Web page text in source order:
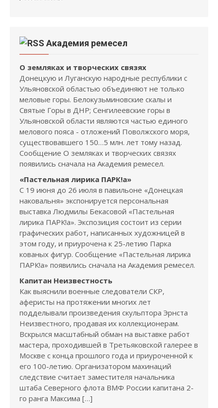
Академия ремесел
О земляках и творческих связях
Донецкую и Луганскую народные республики с
Ульяновской областью объединяют не только
меловые горы. Белокузьминовские скалы и
Святые Горы в ДНР; Сенгилеевские горы в
Ульяновской области являются частью единого
мелового пояса - отложений Поволжского моря,
существовавшего 150…5 млн. лет тому назад.
Сообщение О земляках и творческих связях
появились сначала на Академия ремесел.
«Пастельная лирика ПАРК!а»
С 19 июня до 26 июля в павильоне «Донецкая
наковальня» экспонируется персональная
выставка Людмилы Бекасовой «Пастельная
лирика ПАРК!а». Экспозиция состоит из серии
графических работ, написанных художницей в
этом году, и приурочена к 25-летию Парка
кованых фигур. Сообщение «Пастельная лирика
ПАРК!а» появились сначала на Академия ремесел.
Капитан Неизвестность
Как выяснили военные следователи СКР,
аферисты на протяжении многих лет
подделывали произведения скульптора Эрнста
Неизвестного, продавая их коллекционерам.
Вскрылся масштабный обман на выставке работ
мастера, проходившей в Третьяковской галерее в
Москве с конца прошлого года и приуроченной к
его 100-летию. Организатором махинаций
следствие считает заместителя начальника
штаба Северного флота ВМФ России капитана 2-
го ранга Максима […]